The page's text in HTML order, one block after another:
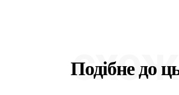
Подібне до